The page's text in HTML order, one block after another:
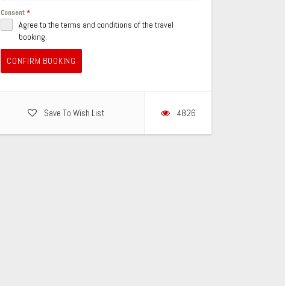
Consent*
Agree to the terms and conditions of the travel
booking.
CONFIRM BOOKING
Save To Wish List 4826